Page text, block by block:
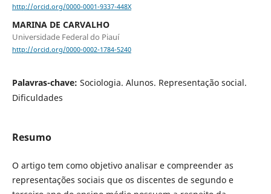
http://orcid.org/0000-0001-9337-448X
MARINA DE CARVALHO
Universidade Federal do Piauí
http://orcid.org/0000-0002-1784-5240
Palavras-chave: Sociologia. Alunos. Representação social.
Dificuldades
Resumo
O artigo tem como objetivo analisar e compreender as
representações sociais que os discentes de segundo e